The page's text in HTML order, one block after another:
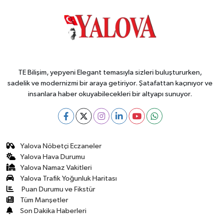
TE Bilişim, yepyeni Elegant temasıyla sizleri buluştururken,
sadelik ve modernizmi bir araya getiriyor. Şatafattan kaçınıyor ve
insanlara haber okuyabilecekleri bir altyapı sunuyor.
Yalova Nöbetçi Eczaneler
Yalova Hava Durumu
Yalova Namaz Vakitleri
Yalova Trafik Yoğunluk Haritası
Puan Durumu ve Fikstür
Tüm Manşetler
Son Dakika Haberleri